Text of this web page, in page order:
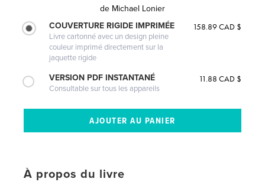
de Michael Lonier
COUVERTURE RIGIDE IMPRIMÉE
Livre cartonné avec un design pleine
couleur imprimé directement sur la
jaquette rigide
158.89 CAD $
VERSION PDF INSTANTANÉ
Consultable sur tous les appareils
11.88 CAD $
À propos du livre